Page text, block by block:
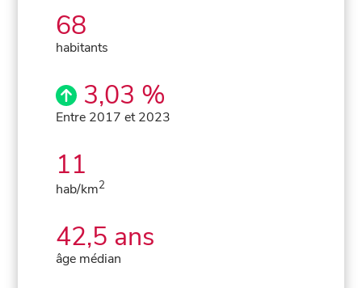
68
habitants
3,03 %
Entre 2017 et 2023
11
hab/km2
42,5 ans
âge médian